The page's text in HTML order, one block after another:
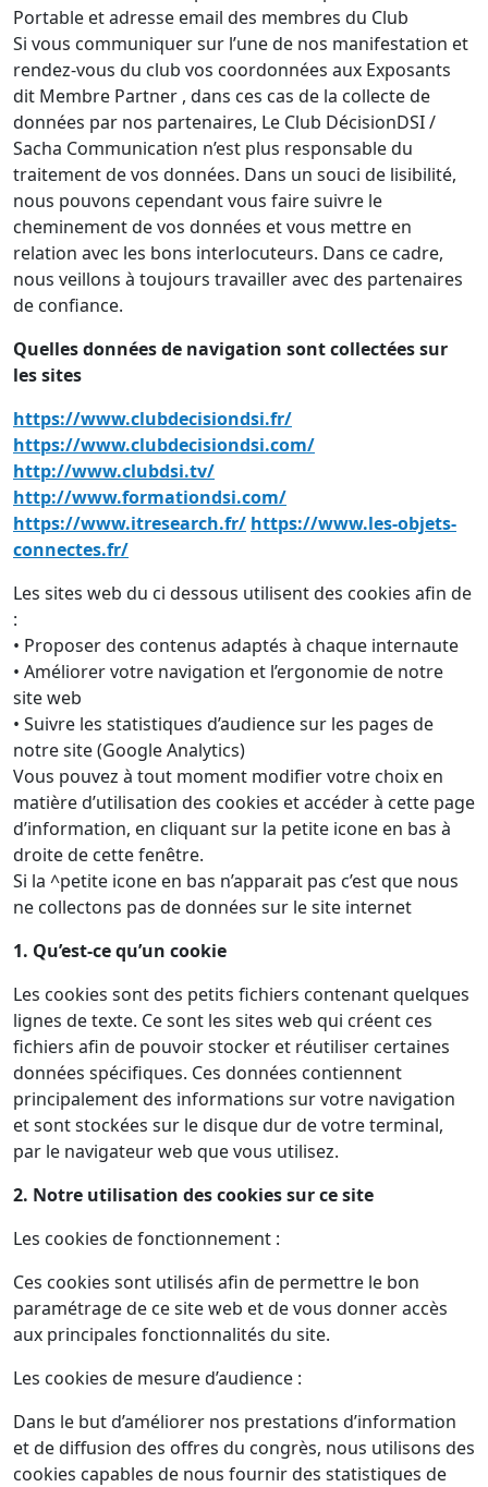
Portable et adresse email des membres du Club
Si vous communiquer sur l’une de nos manifestation et
rendez-vous du club vos coordonnées aux Exposants
dit Membre Partner , dans ces cas de la collecte de
données par nos partenaires, Le Club DécisionDSI /
Sacha Communication n’est plus responsable du
traitement de vos données. Dans un souci de lisibilité,
nous pouvons cependant vous faire suivre le
cheminement de vos données et vous mettre en
relation avec les bons interlocuteurs. Dans ce cadre,
nous veillons à toujours travailler avec des partenaires
de confiance.
Quelles données de navigation sont collectées sur
les sites
https://www.clubdecisiondsi.fr/
https://www.clubdecisiondsi.com/
http://www.clubdsi.tv/
http://www.formationdsi.com/
https://www.itresearch.fr/ https://www.les-objets-
connectes.fr/
Les sites web du ci dessous utilisent des cookies afin de
:
• Proposer des contenus adaptés à chaque internaute
• Améliorer votre navigation et l’ergonomie de notre
site web
• Suivre les statistiques d’audience sur les pages de
notre site (Google Analytics)
Vous pouvez à tout moment modifier votre choix en
matière d’utilisation des cookies et accéder à cette page
d’information, en cliquant sur la petite icone en bas à
droite de cette fenêtre.
Si la ^petite icone en bas n’apparait pas c’est que nous
ne collectons pas de données sur le site internet
1. Qu’est-ce qu’un cookie
Les cookies sont des petits fichiers contenant quelques
lignes de texte. Ce sont les sites web qui créent ces
fichiers afin de pouvoir stocker et réutiliser certaines
données spécifiques. Ces données contiennent
principalement des informations sur votre navigation
et sont stockées sur le disque dur de votre terminal,
par le navigateur web que vous utilisez.
2. Notre utilisation des cookies sur ce site
Les cookies de fonctionnement :
Ces cookies sont utilisés afin de permettre le bon
paramétrage de ce site web et de vous donner accès
aux principales fonctionnalités du site.
Les cookies de mesure d’audience :
Dans le but d’améliorer nos prestations d’information
et de diffusion des offres du congrès, nous utilisons des
cookies capables de nous fournir des statistiques de